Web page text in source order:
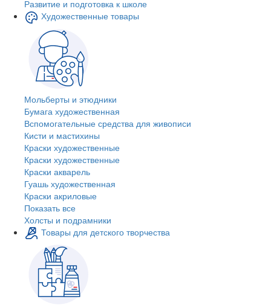
Развитие и подготовка к школе
Художественные товары
Мольберты и этюдники
Бумага художественная
Вспомогательные средства для живописи
Кисти и мастихины
Краски художественные
Краски художественные
Краски акварель
Гуашь художественная
Краски акриловые
Показать все
Холсты и подрамники
Товары для детского творчества